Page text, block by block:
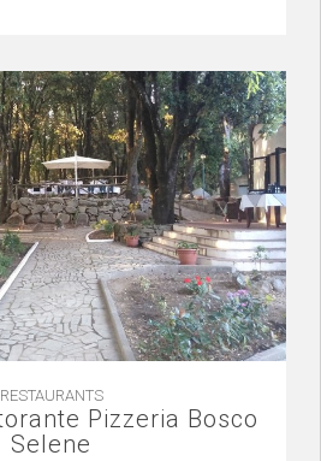
RESTAURANTS
Pizzeria Bosco
Selene